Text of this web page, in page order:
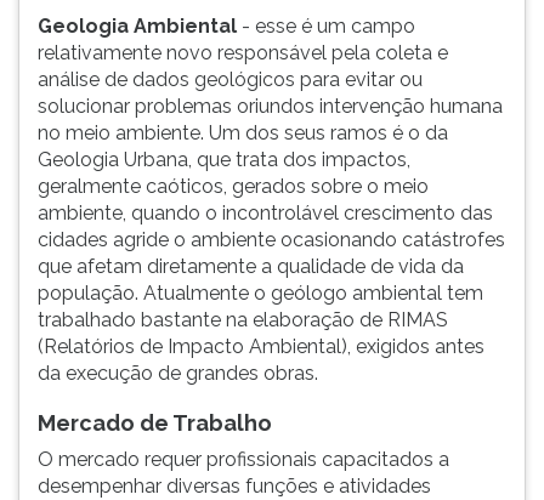
Geologia Ambiental - esse é um campo
relativamente novo responsável pela coleta e
análise de dados geológicos para evitar ou
solucionar problemas oriundos intervenção humana
no meio ambiente. Um dos seus ramos é o da
Geologia Urbana, que trata dos impactos,
geralmente caóticos, gerados sobre o meio
ambiente, quando o incontrolável crescimento das
cidades agride o ambiente ocasionando catástrofes
que afetam diretamente a qualidade de vida da
população. Atualmente o geólogo ambiental tem
trabalhado bastante na elaboração de RIMAS
(Relatórios de Impacto Ambiental), exigidos antes
da execução de grandes obras.
Mercado de Trabalho
O mercado requer profissionais capacitados a
desempenhar diversas funções e atividades